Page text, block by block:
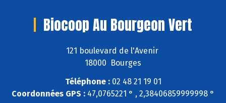
Biocoop Au Bourgeon Vert
121 boulevard de l'Avenir
18000 Bourges
Téléphone :02 48 21 19 01
Coordonnées GPS : 47,0765221 ° , 2,38406859999998 °